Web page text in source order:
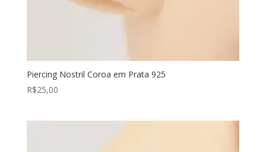
Piercing Nostril Coroa em Prata 925
R$25,00